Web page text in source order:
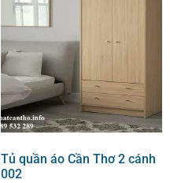
Tủ quần áo Cần Thơ 2 cánh
002